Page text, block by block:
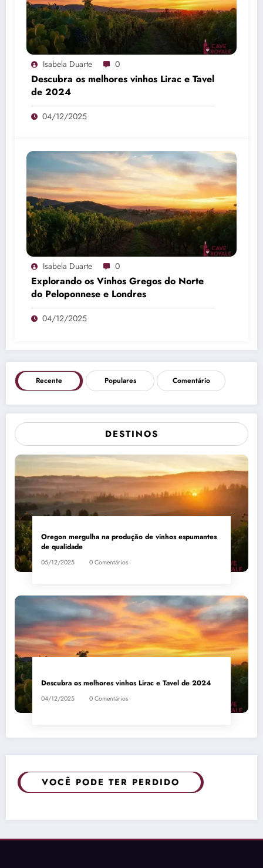
Isabela Duarte 0
Descubra os melhores vinhos Lirac e Tavel
de 2024
04/12/2025
Isabela Duarte 0
Explorando os Vinhos Gregos do Norte
do Peloponnese e Londres
04/12/2025
Recente Populares Comentário
DESTINOS
Oregon mergulha na produção de vinhos espumantes
de qualidade
05/12/2025 0 Comentários
Descubra os melhores vinhos Lirac e Tavel de 2024
04/12/2025 0 Comentários
VOCÊ PODE TER PERDIDO